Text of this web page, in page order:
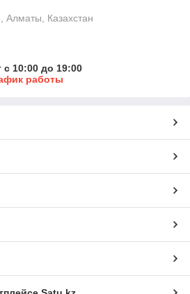
Алматы, Казахстан
с 10:00 до 19:00
работы